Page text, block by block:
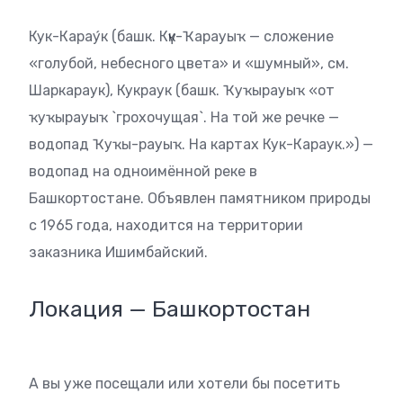
Кук-Карау́к (башк. Күк-Ҡарауыҡ — сложение
«голубой, небесного цвета» и «шумный», см.
Шаркараук), Кукраук (башк. Ҡуҡырауыҡ «от
ҡуҡырауыҡ `грохочущая`. На той же речке —
водопад Ҡуҡы-рауыҡ. На картах Кук-Караук.») —
водопад на одноимённой реке в
Башкортостане. Объявлен памятником природы
с 1965 года, находится на территории
заказника Ишимбайский.
Локация — Башкортостан
А вы уже посещали или хотели бы посетить